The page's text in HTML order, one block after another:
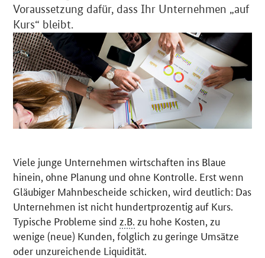
Voraussetzung dafür, dass Ihr Unternehmen „auf
Kurs“ bleibt.
Viele junge Unternehmen wirtschaften ins Blaue
hinein, ohne Planung und ohne Kontrolle. Erst wenn
Gläubiger Mahnbescheide schicken, wird deutlich: Das
Unternehmen ist nicht hundertprozentig auf Kurs.
Typische Probleme sind z.B. zu hohe Kosten, zu
wenige (neue) Kunden, folglich zu geringe Umsätze
oder unzureichende Liquidität.